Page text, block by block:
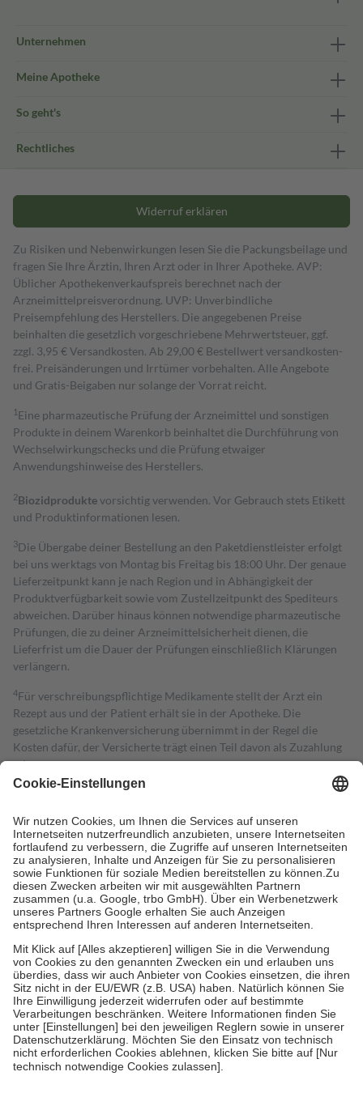
Unternehmen
Meine Apotheke
So geht's
Rechtliches
Widerruf erklären
Zu Risiken und Nebenwirkungen lesen Sie die Packungsbeilage und
fragen Sie Ihre Ärztin, Ihren Arzt oder in Ihrer Apotheke. AVP:
Üblicher Apothekenverkaufspreis berechnet nach der
Arzneimittelpreisverordnung. UVP: Unverbindliche
Preisempfehlung des Herstellers. Die angegebenen Preise
beinhalten die gesetzlich vorgeschriebene Mehrwertsteuer, ggf.
zzgl. 3,95 € Versandkosten. Ab 29,00 € Bestell­wert versand­kosten­
frei. Preisänderungen und Irrtümer vorbehalten. Alle Angebote
und Gratis-Beigaben nur solange der Vorrat reicht.
1 Eine pharmazeutische Prüfung der Arzneimittel und sonstigen
Produkte in deinem Warenkorb beinhaltet die Durchführung von
Wechselwirkungschecks und die Prüfung etwaiger
Anwendungshinweise des Herstellers.
2Biozidproduktevorsichtig verwenden. Vor Gebrauch stets Etikett
und Produktinformationen lesen.
3Die Übergabe deiner Bestellung an den Paketdienstleister erfolgt
bei uns werktags von Montag bis Freitag bis 18:00 Uhr. Der genaue
Lieferzeitpunkt kann je nach Region und in Abhängigkeit der
Produktverfügbarkeit sowie vom Zustellzeitpunkt des Spediteurs
abweichen. Darüber hinaus können notwendige pharmazeutische
Prüfungen, die zu deiner Arzneimittelsicherheit dienen, die
Lieferfrist um die Dauer der Prüfungen einschließlich Klärungen
verlängern.
4Für verschreibungspflichtige Medikamente stellt der Arzt ein
Rezept aus und der Patient erhält sie in der Apotheke. Die
gesetzliche Krankenversicherung übernimmt in der Regel die
Kosten dafür, der Versicherte trägt einen Teil davon als Zuzahlung
mit.
Grundsätzlich leisten Mitglieder Zuzahlungen in Höhe von zehn
höchstens zehn Euro.
Es sind jedoch nie mehr als die tatsächlichen
Kosten der Leistung zu entrichten.
Diese Regeln gelten grundsätzlich auch für Online-Apotheken.
Bei Heilmitteln und häuslicher Krankenpflege beträgt die
Zuzahlung zehn Prozent der Kosten sowie zehn Euro je
Verordnung.
Um das Engagement der Versicherten für ihre eigene Gesundheit zu
stärken und die besondere Stellung der Familie zu unterstützen,
fallenkeine Zuzahlungenan bei:
• Kindern und Jugendlichen bis zum vollendeten 18. Lebensjahr
mit Ausnahme der Fahrkosten
• Untersuchungen zur Vorsorge und Früherkennung, die von der
GKV getragen werden
• empfohlenen Schutzimpfungen
• Harn- und Blutteststreifen